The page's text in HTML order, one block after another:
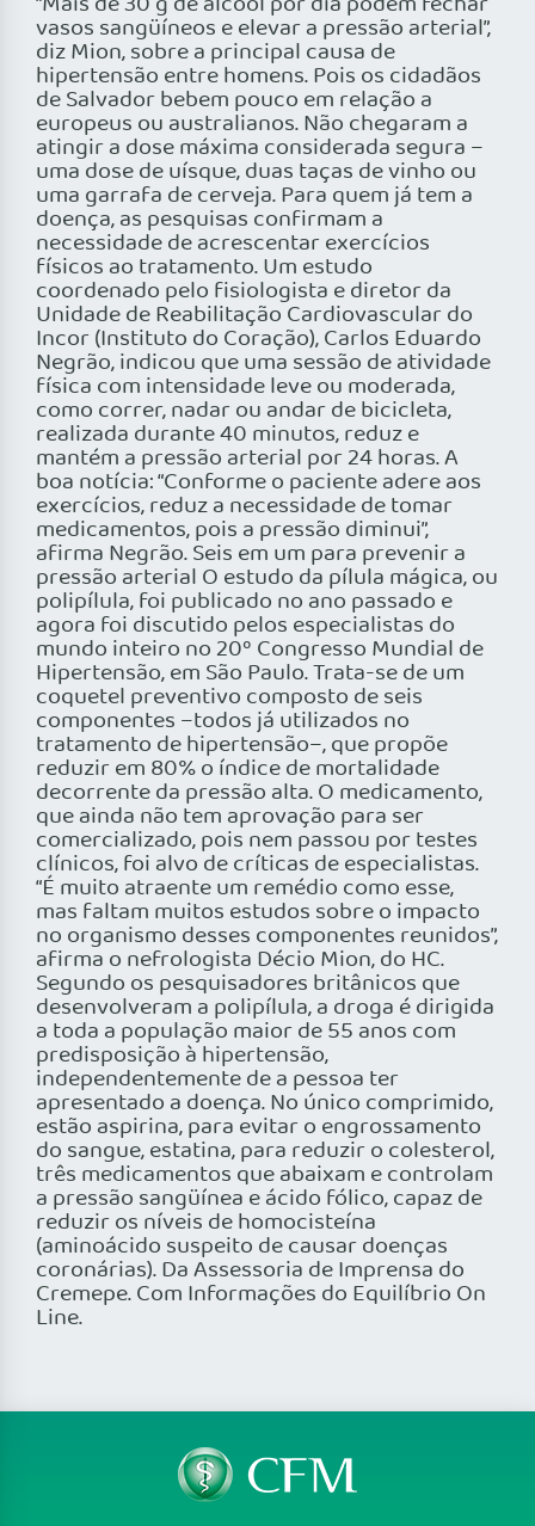
vasos sangüíneos e elevar a pressão arterial”,
diz Mion, sobre a principal causa de
hipertensão entre homens. Pois os cidadãos
de Salvador bebem pouco em relação a
europeus ou australianos. Não chegaram a
atingir a dose máxima considerada segura –
uma dose de uísque, duas taças de vinho ou
uma garrafa de cerveja. Para quem já tem a
doença, as pesquisas confirmam a
necessidade de acrescentar exercícios
físicos ao tratamento. Um estudo
coordenado pelo fisiologista e diretor da
Unidade de Reabilitação Cardiovascular do
Incor (Instituto do Coração), Carlos Eduardo
Negrão, indicou que uma sessão de atividade
física com intensidade leve ou moderada,
como correr, nadar ou andar de bicicleta,
realizada durante 40 minutos, reduz e
mantém a pressão arterial por 24 horas. A
boa notícia: “Conforme o paciente adere aos
exercícios, reduz a necessidade de tomar
medicamentos, pois a pressão diminui”,
afirma Negrão. Seis em um para prevenir a
pressão arterial O estudo da pílula mágica, ou
polipílula, foi publicado no ano passado e
agora foi discutido pelos especialistas do
mundo inteiro no 20º Congresso Mundial de
Hipertensão, em São Paulo. Trata-se de um
coquetel preventivo composto de seis
componentes –todos já utilizados no
tratamento de hipertensão–, que propõe
reduzir em 80% o índice de mortalidade
decorrente da pressão alta. O medicamento,
que ainda não tem aprovação para ser
comercializado, pois nem passou por testes
clínicos, foi alvo de críticas de especialistas.
“É muito atraente um remédio como esse,
mas faltam muitos estudos sobre o impacto
no organismo desses componentes reunidos”,
afirma o nefrologista Décio Mion, do HC.
Segundo os pesquisadores britânicos que
desenvolveram a polipílula, a droga é dirigida
a toda a população maior de 55 anos com
predisposição à hipertensão,
independentemente de a pessoa ter
apresentado a doença. No único comprimido,
estão aspirina, para evitar o engrossamento
do sangue, estatina, para reduzir o colesterol,
três medicamentos que abaixam e controlam
a pressão sangüínea e ácido fólico, capaz de
reduzir os níveis de homocisteína
(aminoácido suspeito de causar doenças
coronárias). Da Assessoria de Imprensa do
Cremepe. Com Informações do Equilíbrio On
Line.